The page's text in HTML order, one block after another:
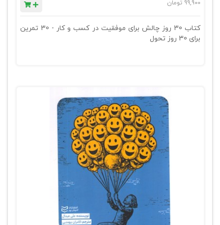
99,900 تومان
کتاب 30 روز چالش برای موفقیت در کسب و کار - 30 تمرین
برای 30 روز تحول